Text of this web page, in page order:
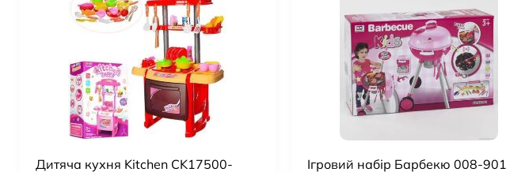
Дитяча кухня Kitchen CK17500-
Ігровий набір Барбекю 008-901